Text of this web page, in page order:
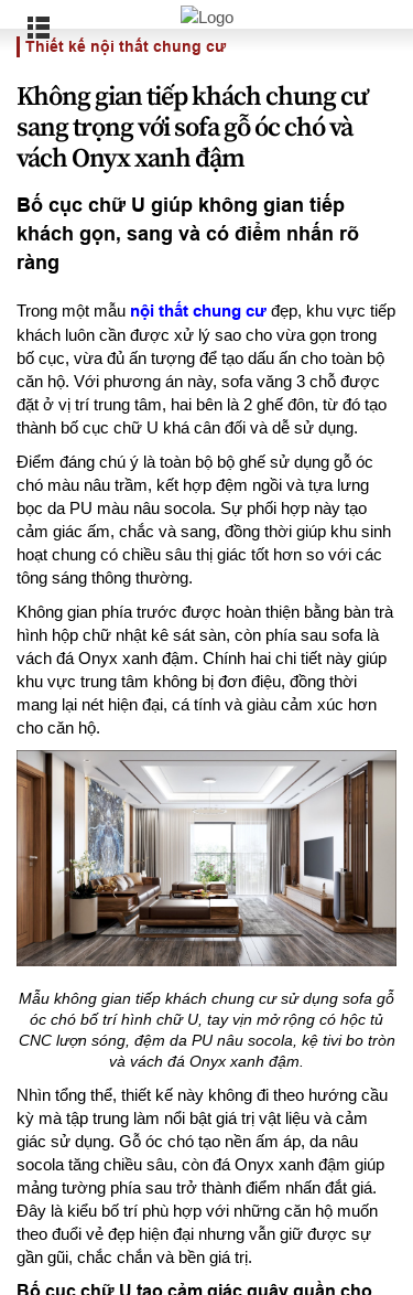
Thiết kế nội thất chung cư
Không gian tiếp khách chung cư
sang trọng với sofa gỗ óc chó và
vách Onyx xanh đậm
Bố cục chữ U giúp không gian tiếp
khách gọn, sang và có điểm nhấn rõ
ràng
Trong một mẫu nội thất chung cư đẹp, khu vực tiếp
khách luôn cần được xử lý sao cho vừa gọn trong
bố cục, vừa đủ ấn tượng để tạo dấu ấn cho toàn bộ
căn hộ. Với phương án này, sofa văng 3 chỗ được
đặt ở vị trí trung tâm, hai bên là 2 ghế đôn, từ đó tạo
thành bố cục chữ U khá cân đối và dễ sử dụng.
Điểm đáng chú ý là toàn bộ bộ ghế sử dụng gỗ óc
chó màu nâu trầm, kết hợp đệm ngồi và tựa lưng
bọc da PU màu nâu socola. Sự phối hợp này tạo
cảm giác ấm, chắc và sang, đồng thời giúp khu sinh
hoạt chung có chiều sâu thị giác tốt hơn so với các
tông sáng thông thường.
Không gian phía trước được hoàn thiện bằng bàn trà
hình hộp chữ nhật kê sát sàn, còn phía sau sofa là
vách đá Onyx xanh đậm. Chính hai chi tiết này giúp
khu vực trung tâm không bị đơn điệu, đồng thời
mang lại nét hiện đại, cá tính và giàu cảm xúc hơn
cho căn hộ.
Mẫu không gian tiếp khách chung cư sử dụng sofa gỗ
óc chó bố trí hình chữ U, tay vịn mở rộng có hộc tủ
CNC lượn sóng, đệm da PU nâu socola, kệ tivi bo tròn
và vách đá Onyx xanh đậm.
Nhìn tổng thể, thiết kế này không đi theo hướng cầu
kỳ mà tập trung làm nổi bật giá trị vật liệu và cảm
giác sử dụng. Gỗ óc chó tạo nền ấm áp, da nâu
socola tăng chiều sâu, còn đá Onyx xanh đậm giúp
mảng tường phía sau trở thành điểm nhấn đắt giá.
Đây là kiểu bố trí phù hợp với những căn hộ muốn
theo đuổi vẻ đẹp hiện đại nhưng vẫn giữ được sự
gần gũi, chắc chắn và bền giá trị.
Bố cục chữ U tạo cảm giác quây quần cho